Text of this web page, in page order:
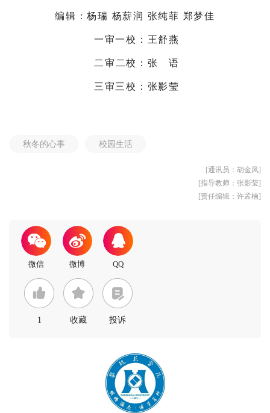
编辑：杨瑞 杨薪润 张纯菲 郑梦佳
一审一校：王舒燕
二审二校：张 语
三审三校：张影莹
秋冬的心事 校园生活
[通讯员：胡金凤]
[指导教师：张影莹]
[责任编辑：许孟楠]
1 收藏 投诉